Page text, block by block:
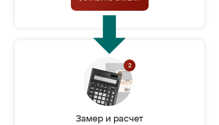
Замер и расчет